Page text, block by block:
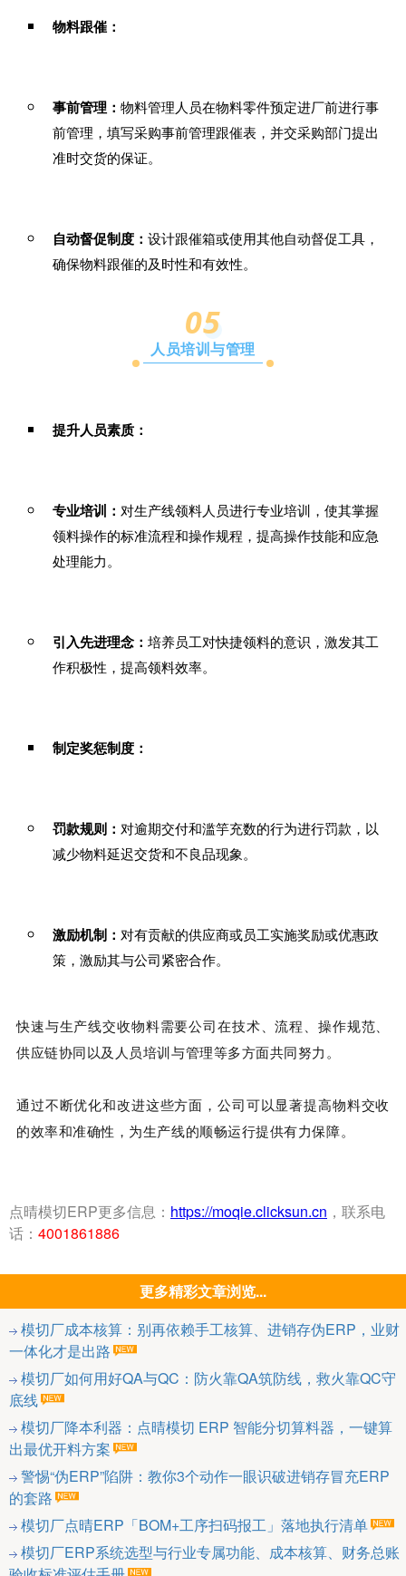
物料跟催：
事前管理： 物料管理人员在物料零件预定进厂前进行事
前管理，填写采购事前管理跟催表，并交采购部门提出
准时交货的保证。
自动督促制度： 设计跟催箱或使用其他自动督促工具，
确保物料跟催的及时性和有效性。
05
人员培训与管理
提升人员素质：
专业培训： 对生产线领料人员进行专业培训，使其掌握
领料操作的标准流程和操作规程，提高操作技能和应急
处理能力。
引入先进理念： 培养员工对快捷领料的意识，激发其工
作积极性，提高领料效率。
制定奖惩制度：
罚款规则： 对逾期交付和滥竽充数的行为进行罚款，以
减少物料延迟交货和不良品现象。
激励机制： 对有贡献的供应商或员工实施奖励或优惠政
策，激励其与公司紧密合作。
快速与生产线交收物料需要公司在技术、流程、操作规范、
供应链协同以及人员培训与管理等多方面共同努力。
通过不断优化和改进这些方面，公司可以显著提高物料交收
的效率和准确性，为生产线的顺畅运行提供有力保障。
点晴模切ERP更多信息： https://moqie.clicksun.cn ，联系电
话： 4001861886
更多精彩文章浏览...
模切厂成本核算：别再依赖手工核算、进销存伪ERP，业财
一体化才是出路
模切厂如何用好QA与QC：防火靠QA筑防线，救火靠QC守
底线
模切厂降本利器：点晴模切 ERP 智能分切算料器，一键算
出最优开料方案
警惕“伪ERP”陷阱：教你3个动作一眼识破进销存冒充ERP
的套路
模切厂点晴ERP「BOM+工序扫码报工」落地执行清单
模切厂ERP系统选型与行业专属功能、成本核算、财务总账